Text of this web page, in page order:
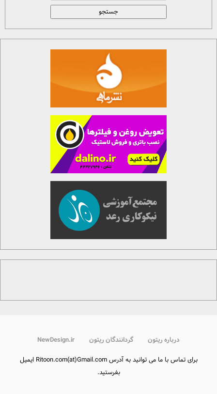
درباره ریتون گردانندگان ریتون NewDesign.ir
برای تماس با ما می توانید به آدرس Ritoon.com(at)Gmail.com ایمیل
بفرستید.